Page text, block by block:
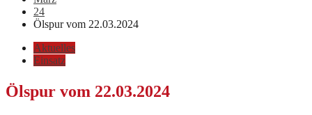
24
Ölspur vom 22.03.2024
Aktuelles
Einsatz
Ölspur vom 22.03.2024